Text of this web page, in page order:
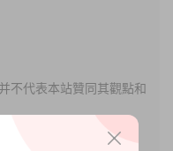
不代表本站贊同其觀點和
動，請您購買正版授權